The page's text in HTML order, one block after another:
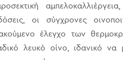
οι σύγχρονες
έλεγχο των
λευκό οίνο, ιδανικό